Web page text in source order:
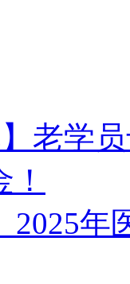
】老学
2025